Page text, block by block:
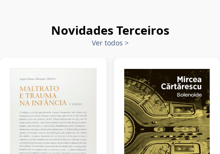
Novidades Terceiros
Ver todos >